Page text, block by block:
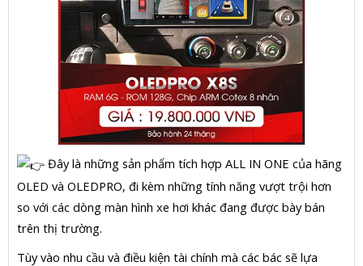
Đây là những sản phẩm tích hợp ALL IN ONE của hãng
OLED và OLEDPRO, đi kèm những tính năng vượt trội hơn
so với các dòng màn hình xe hơi khác đang được bày bán
trên thị trường.
Tùy vào nhu cầu và điều kiện tài chính mà các bác sẽ lựa